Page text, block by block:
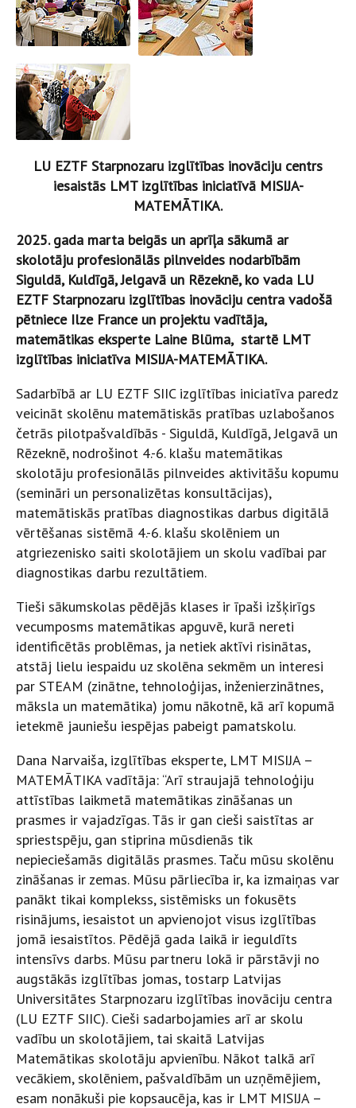
LU EZTF Starpnozaru izglītības inovāciju centrs
iesaistās LMT izglītības iniciatīvā MISIJA-
MATEMĀTIKA.
2025. gada marta beigās un aprīļa sākumā ar
skolotāju profesionālās pilnveides nodarbībām
Siguldā, Kuldīgā, Jelgavā un Rēzeknē, ko vada LU
EZTF Starpnozaru izglītības inovāciju centra vadošā
pētniece Ilze France un projektu vadītāja,
matemātikas eksperte Laine Blūma, startē LMT
izglītības iniciatīva MISIJA-MATEMĀTIKA.
Sadarbībā ar LU EZTF SIIC izglītības iniciatīva paredz
veicināt skolēnu matemātiskās pratības uzlabošanos
četrās pilotpašvaldībās - Siguldā, Kuldīgā, Jelgavā un
Rēzeknē, nodrošinot 4.-6. klašu matemātikas
skolotāju profesionālās pilnveides aktivitāšu kopumu
(semināri un personalizētas konsultācijas),
matemātiskās pratības diagnostikas darbus digitālā
vērtēšanas sistēmā 4.-6. klašu skolēniem un
atgriezenisko saiti skolotājiem un skolu vadībai par
diagnostikas darbu rezultātiem.
Tieši sākumskolas pēdējās klases ir īpaši izšķirīgs
vecumposms matemātikas apguvē, kurā nereti
identificētās problēmas, ja netiek aktīvi risinātas,
atstāj lielu iespaidu uz skolēna sekmēm un interesi
par STEAM (zinātne, tehnoloģijas, inženierzinātnes,
māksla un matemātika) jomu nākotnē, kā arī kopumā
ietekmē jauniešu iespējas pabeigt pamatskolu.
Dana Narvaiša, izglītības eksperte, LMT MISIJA –
MATEMĀTIKA vadītāja: “Arī straujajā tehnoloģiju
attīstības laikmetā matemātikas zināšanas un
prasmes ir vajadzīgas. Tās ir gan cieši saistītas ar
spriestspēju, gan stiprina mūsdienās tik
nepieciešamās digitālās prasmes. Taču mūsu skolēnu
zināšanas ir zemas. Mūsu pārliecība ir, ka izmaiņas var
panākt tikai komplekss, sistēmisks un fokusēts
risinājums, iesaistot un apvienojot visus izglītības
jomā iesaistītos. Pēdējā gada laikā ir ieguldīts
intensīvs darbs. Mūsu partneru lokā ir pārstāvji no
augstākās izglītības jomas, tostarp Latvijas
Universitātes Starpnozaru izglītības inovāciju centra
(LU EZTF SIIC). Cieši sadarbojamies arī ar skolu
vadību un skolotājiem, tai skaitā Latvijas
Matemātikas skolotāju apvienību. Nākot talkā arī
vecākiem, skolēniem, pašvaldībām un uzņēmējiem,
esam nonākuši pie kopsaucēja, kas ir LMT MISIJA –